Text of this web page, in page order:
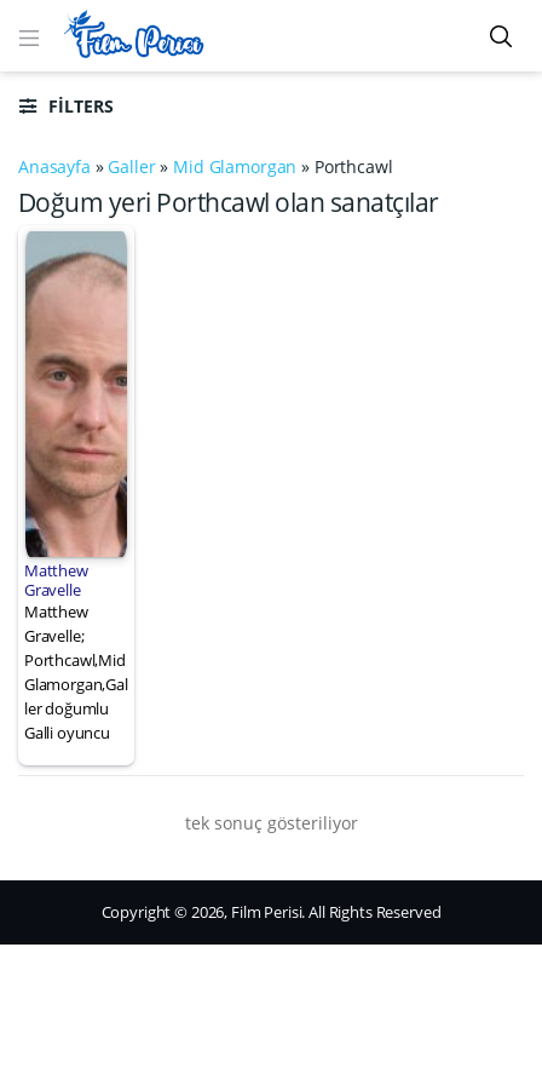
FILTERS
Anasayfa »Galler» Mid Glamorgan » Porthcawl
Doğum yeri Porthcawl olan sanatçılar
Matthew
Gravelle
Matthew
Gravelle;
Porthcawl,Mid
Glamorgan,Gal
ler doğumlu
Galli oyuncu
tek sonuç gösteriliyor
Copyright © 2026, Film Perisi. All Rights Reserved